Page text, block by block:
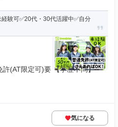
験可✅20代・30代活躍中✅自分
(AT限定可)要 【学歴不問】
気になる